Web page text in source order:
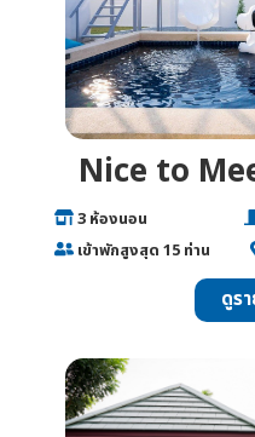
Nice to
3 ห้องนอน ________________
เข้าพักสูงสุด 15 ท่าน ______
ดูร